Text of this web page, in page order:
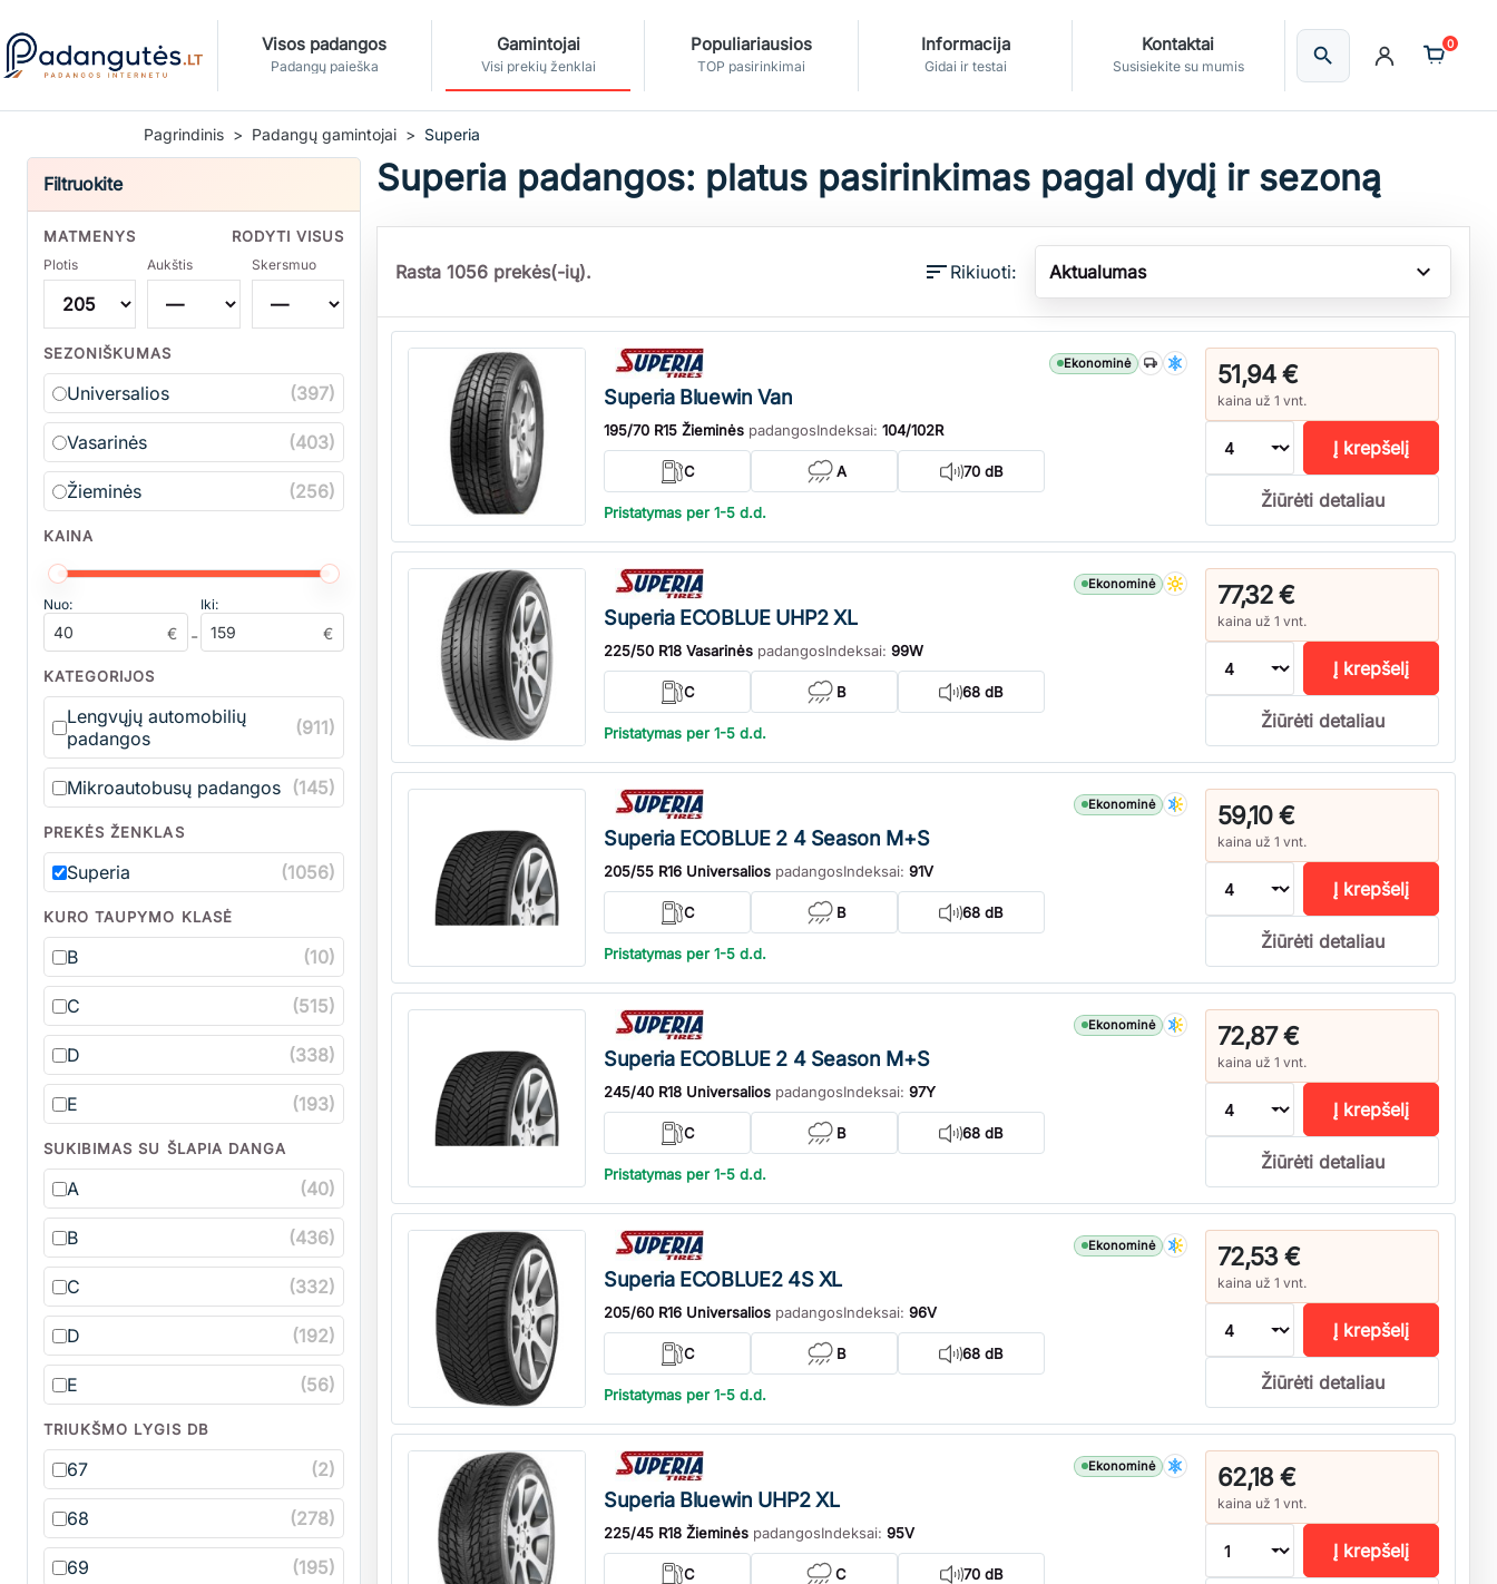
Visos padangos
Padangų paieška
Gamintojai
Visi prekių ženklai
Populiariausios
TOP pasirinkimai
Informacija
Gidai ir testai
Kontaktai
Susisiekite su mumis searchIeškoti
0
Pagrindinis Padangų gamintojai Superia
Filtruokite
MATMENYS RODYTI VISUS
Plotis Aukštis Skersmuo
SEZONIŠKUMAS
Universalios (397)
Vasarinės (403)
Žieminės (256)
KAINA
Nuo:
€ -
Iki:
€
KATEGORIJOS
Lengvųjų automobilių
padangos
(911)
Mikroautobusų padangos (145)
PREKĖS ŽENKLAS
Superia (1056)
KURO TAUPYMO KLASĖ
B (10)
C (515)
D (338)
E (193)
SUKIBIMAS SU ŠLAPIA DANGA
A (40)
B (436)
C (332)
D (192)
E (56)
TRIUKŠMO LYGIS DB
67 (2)
68 (278)
69 (195)
Superia padangos: platus pasirinkimas pagal dydį ir sezoną
Rasta 1056 prekės(-ių). sort Rikiuoti: Aktualumas expand_more
Ekonominė
Superia Bluewin Van
195/70 R15 Žieminės padangosIndeksai: 104/102R
C A 70 dB
Pristatymas per 1-5 d.d.
51,94 €
kaina už 1 vnt.
Kiekis
Į krepšelį
Žiūrėti detaliau
Ekonominė
Superia ECOBLUE UHP2 XL
225/50 R18 Vasarinės padangosIndeksai: 99W
C B 68 dB
Pristatymas per 1-5 d.d.
77,32 €
kaina už 1 vnt.
Kiekis
Į krepšelį
Žiūrėti detaliau
Ekonominė
Superia ECOBLUE 2 4 Season M+S
205/55 R16 Universalios padangosIndeksai: 91V
C B 68 dB
Pristatymas per 1-5 d.d.
59,10 €
kaina už 1 vnt.
Kiekis
Į krepšelį
Žiūrėti detaliau
Ekonominė
Superia ECOBLUE 2 4 Season M+S
245/40 R18 Universalios padangosIndeksai: 97Y
C B 68 dB
Pristatymas per 1-5 d.d.
72,87 €
kaina už 1 vnt.
Kiekis
Į krepšelį
Žiūrėti detaliau
Ekonominė
Superia ECOBLUE2 4S XL
205/60 R16 Universalios padangosIndeksai: 96V
C B 68 dB
Pristatymas per 1-5 d.d.
72,53 €
kaina už 1 vnt.
Kiekis
Į krepšelį
Žiūrėti detaliau
Ekonominė
Superia Bluewin UHP2 XL
225/45 R18 Žieminės padangosIndeksai: 95V
C C 70 dB
62,18 €
kaina už 1 vnt.
Kiekis
Į krepšelį